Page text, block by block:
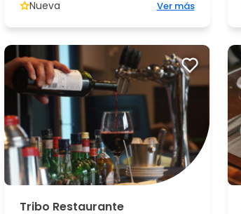
Nueva Ver más
Tribo Restaurante